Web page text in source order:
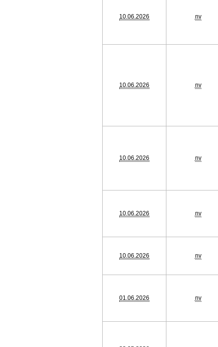
10.06.2026 nv
10.06.2026 nv
10.06.2026 nv
10.06.2026 nv
10.06.2026 nv
01.06.2026 nv